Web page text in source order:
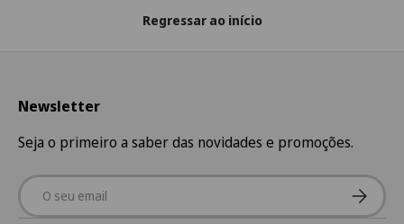
Regressar ao início
Newsletter
Seja o primeiro a saber das novidades e promoções.
Email